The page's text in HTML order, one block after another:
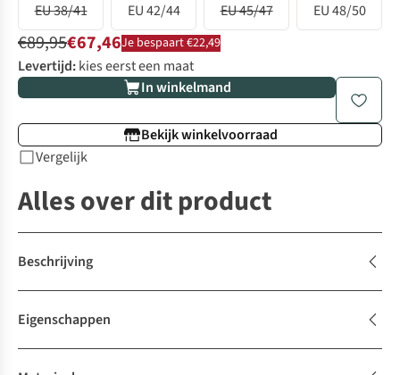
EU 38/41
EU 42/44 EU 45/47 EU 48/50
€89,95€67,46Je bespaart €22,49
Levertijd:kies eerst een maat
In winkelmand
Bekijk winkelvoorraad
Vergelijk
Alles over dit product
Beschrijving
Eigenschappen